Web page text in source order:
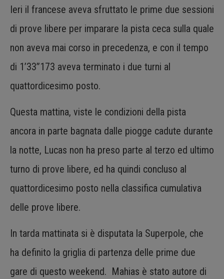
Ieri il francese aveva sfruttato le prime due sessioni
di prove libere per imparare la pista ceca sulla quale
non aveva mai corso in precedenza, e con il tempo
di 1’33”173 aveva terminato i due turni al
quattordicesimo posto.
Questa mattina, viste le condizioni della pista
ancora in parte bagnata dalle piogge cadute durante
la notte, Lucas non ha preso parte al terzo ed ultimo
turno di prove libere, ed ha quindi concluso al
quattordicesimo posto nella classifica cumulativa
delle prove libere.
In tarda mattinata si è disputata la Superpole, che
ha definito la griglia di partenza delle prime due
gare di questo weekend. Mahias è stato autore di